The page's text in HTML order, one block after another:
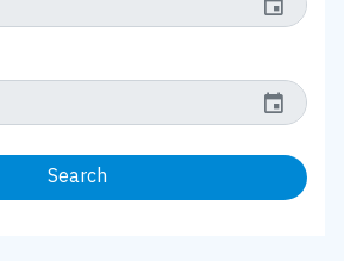
event
event
Search